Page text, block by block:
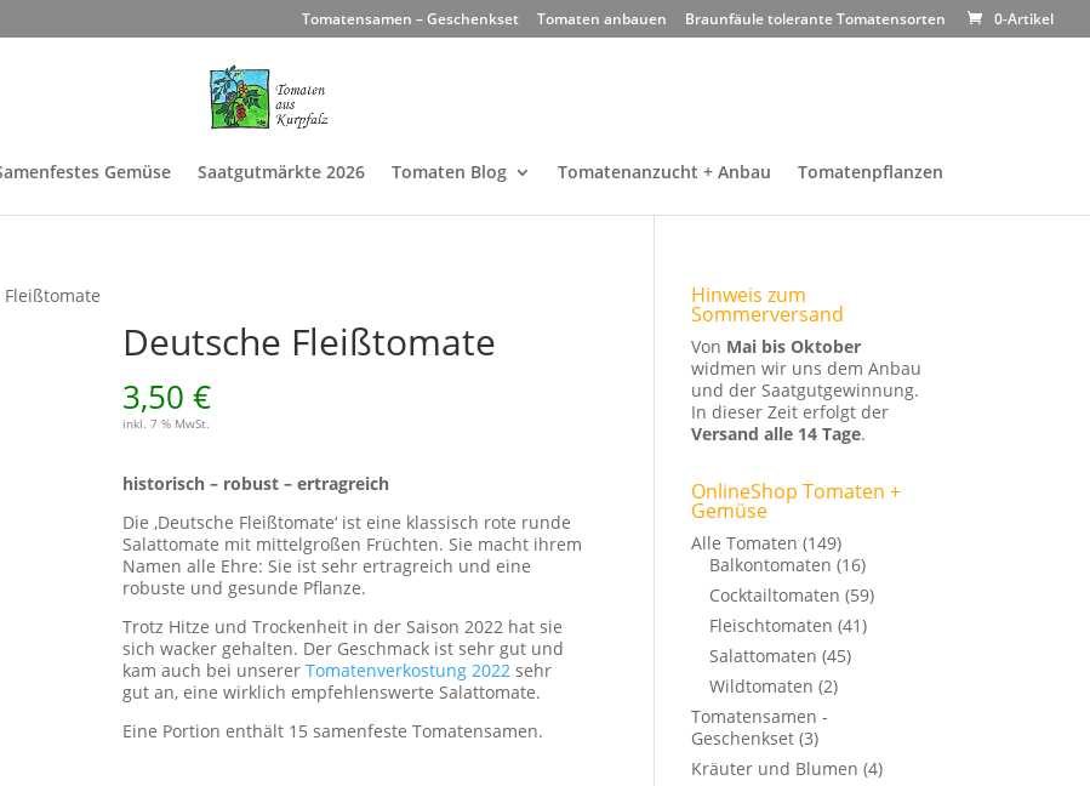
Tomatensamen – Geschenkset Tomaten anbauen Braunfäule tolerante Tomatensorten 0-Artikel
Gemüse Saatgutmärkte 2026 Tomaten Blog Tomatenanzucht + Anbau Tomatenpflanzen
Deutsche Fleißtomate
3,50€
inkl. 7 % MwSt.
historisch – robust – ertragreich
Die ‚Deutsche Fleißtomate‘ ist eine klassisch rote runde
Salattomate mit mittelgroßen Früchten. Sie macht ihrem
Namen alle Ehre: Sie ist sehr ertragreich und eine
robuste und gesunde Pflanze.
Trotz Hitze und Trockenheit in der Saison 2022 hat sie
sich wacker gehalten. Der Geschmack ist sehr gut und
kam auch bei unsererTomatenverkostung 2022 sehr
gut an, eine wirklich empfehlenswerte Salattomate.
Eine Portion enthält 15 samenfeste Tomatensamen.
Hinweis zum
Sommerversand
Von Mai bis Oktober
widmen wir uns dem Anbau
und der Saatgutgewinnung.
In dieser Zeit erfolgt der
Versand alle 14 Tage.
OnlineShop Tomaten +
Gemüse
Alle Tomaten (149)
Balkontomaten (16)
Cocktailtomaten (59)
Fleischtomaten (41)
Salattomaten (45)
Wildtomaten (2)
Tomatensamen -
Geschenkset (3)
Kräuter und Blumen (4)